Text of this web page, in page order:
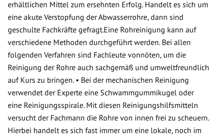
erhältlichen Mittel zum ersehnten Erfolg. Handelt es sich um
eine akute Verstopfung der Abwasserrohre, dann sind
geschulte Fachkräfte gefragt.Eine Rohreinigung kann auf
verschiedene Methoden durchgeführt werden. Bei allen
folgenden Verfahren sind Fachleute vonnöten, um die
Reinigung der Rohre auch sachgemäß und umweltfreundlich
auf Kurs zu bringen. • Bei der mechanischen Reinigung
verwendet der Experte eine Schwammgummikugel oder
eine Reinigungsspirale. Mit diesen Reinigungshilfsmitteln
versucht der Fachmann die Rohre von innen frei zu scheuern.
Hierbei handelt es sich fast immer um eine lokale, noch im